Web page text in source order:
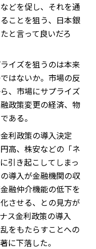
どを促し、それを通
ことを狙う、日本銀
と言って良いだろ
イズを狙うのは本来
はないか。市場の反
、市場にサプライズ
政策変更の経済、物
ある。
利政策の導入決定
高、株安などの「ネ
引き起こしてしまっ
導入が金融機関の収
融仲介機能の低下を
させる、との見方が
ス金利政策の導入
をもたらすことへの
に下落した。